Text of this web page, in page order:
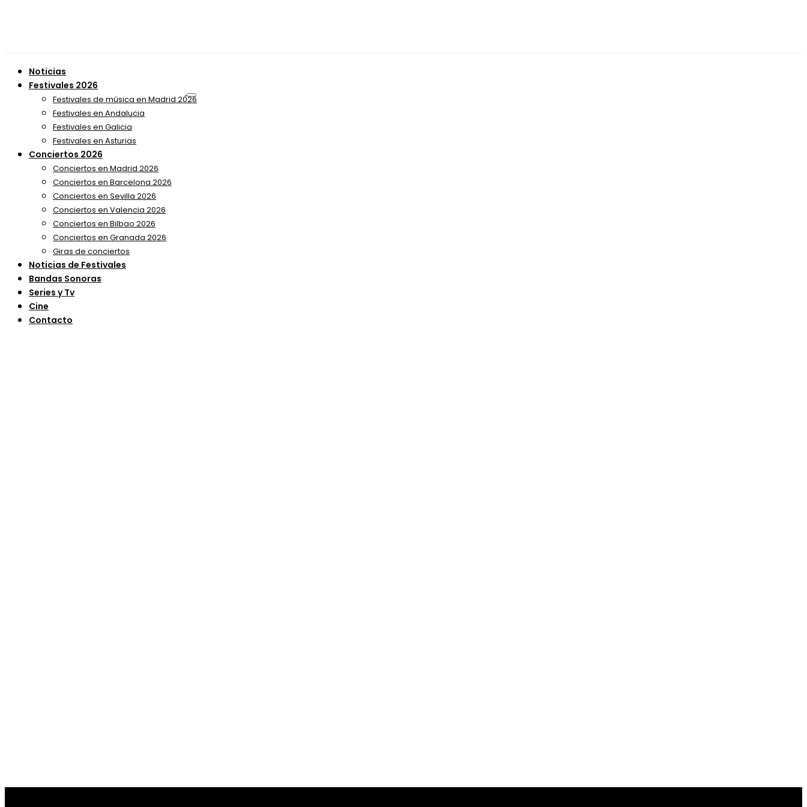
Noticias
Festivales 2026
Festivales de música en Madrid 2026
Festivales en Andalucia
Festivales en Galicia
Festivales en Asturias
Conciertos 2026
Conciertos en Madrid 2026
Conciertos en Barcelona 2026
Conciertos en Sevilla 2026
Conciertos en Valencia 2026
Conciertos en Bilbao 2026
Conciertos en Granada 2026
Giras de conciertos
Noticias de Festivales
Bandas Sonoras
Series y Tv
Cine
Contacto